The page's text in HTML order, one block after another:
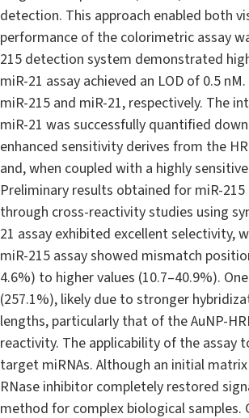
detection. This approach enabled both
performance of the colorimetric assay
215 detection system demonstrated
miR-21 assay achieved an LOD of 0.5
miR-215 and miR-21, respectively. The
miR-21 was successfully quantified
enhanced sensitivity derives from the
and, when coupled with a highly
Preliminary results obtained for miR-
through cross-reactivity studies using
21 assay exhibited excellent selectivity,
miR-215 assay showed mismatch
4.6%) to higher values (10.7–40.9%).
(257.1%), likely due to stronger
lengths, particularly that of the AuNP-
reactivity. The applicability of the assay
target miRNAs. Although an initial
RNase inhibitor completely restored
method for complex biological samples.